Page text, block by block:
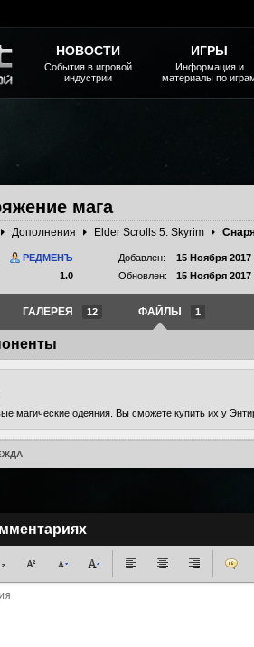
мага
Дополнения Elder Scrolls 5: Skyrim
РЕДМЕНЪ
1.0
Добавлен:
15 Ноября 2017
Обновлен:
15 Ноября 2017
ГАЛЕРЕЯ 12 ФАЙЛЫ 1
магические одеяния. Вы сможете купить их у
НОВОСТИ
События в игровой
индустрии
ИГРЫ
Информация и
материалы по